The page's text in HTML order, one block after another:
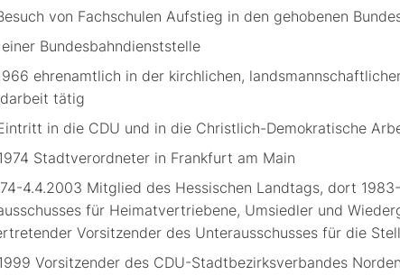
von Fachschulen Aufstieg in den gehobenen
Bundesbahndienststelle
ehrenamtlich in der kirchlichen,
tätig
in die CDU und in die Christlich-Demokratische
Stadtverordneter in Frankfurt am Main
4.4.2003 Mitglied des Hessischen Landtags, dort
für Heimatvertriebene, Umsiedler und
Vorsitzender des Unterausschusses für die
Vorsitzender des CDU-Stadtbezirksverbandes